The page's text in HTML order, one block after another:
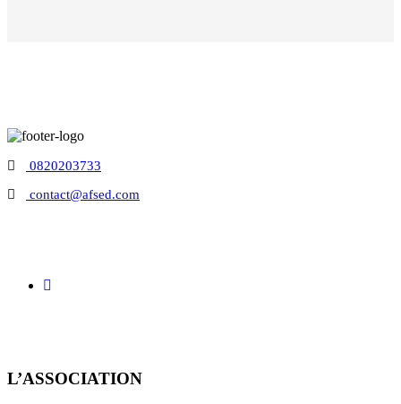
0820203733
contact@afsed.com
L’ASSOCIATION